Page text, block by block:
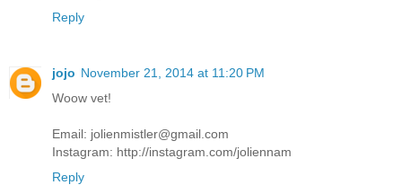
Reply
jojo November 21, 2014 at 11:20 PM
Woow vet!
Email: jolienmistler@gmail.com
Instagram: http://instagram.com/joliennam
Reply